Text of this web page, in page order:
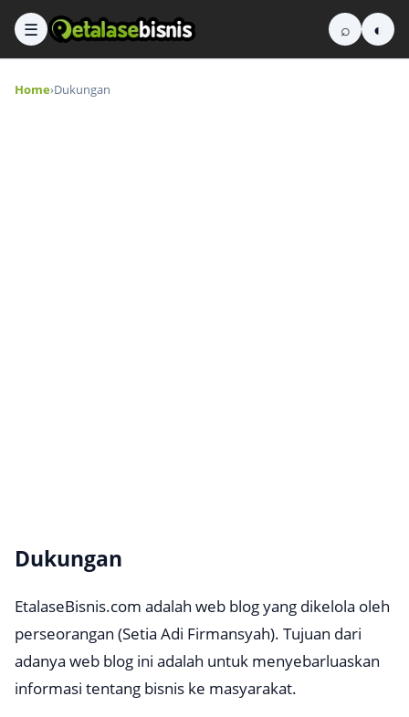
☰ ⌕ ◐
Home›Dukungan
Dukungan
EtalaseBisnis.com adalah web blog yang dikelola oleh
perseorangan (Setia Adi Firmansyah). Tujuan dari
adanya web blog ini adalah untuk menyebarluaskan
informasi tentang bisnis ke masyarakat.